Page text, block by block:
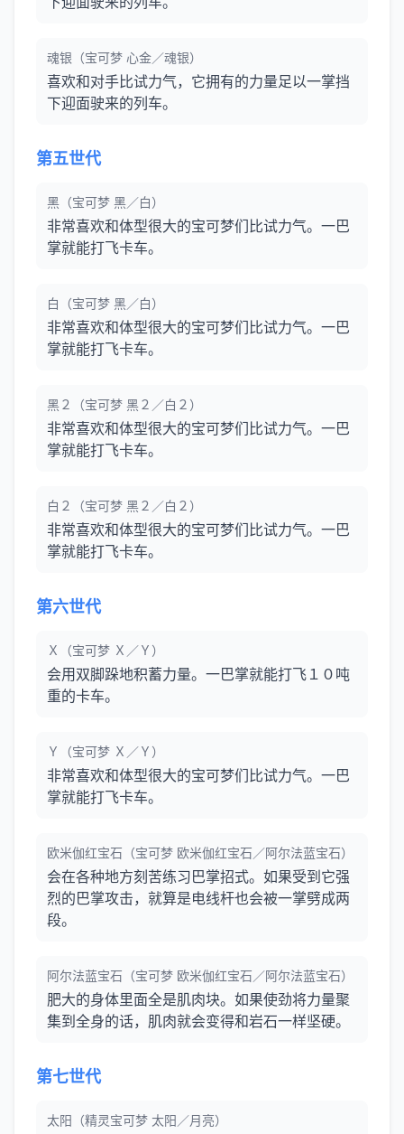
魂银（宝可梦 心金／魂银）
喜欢和对手比试力气，它拥有的力量足以一掌挡
下迎面驶来的列车。
第五世代
黑（宝可梦 黑／白）
非常喜欢和体型很大的宝可梦们比试力气。一巴
掌就能打飞卡车。
白（宝可梦 黑／白）
非常喜欢和体型很大的宝可梦们比试力气。一巴
掌就能打飞卡车。
黑２（宝可梦 黑２／白２）
非常喜欢和体型很大的宝可梦们比试力气。一巴
掌就能打飞卡车。
白２（宝可梦 黑２／白２）
非常喜欢和体型很大的宝可梦们比试力气。一巴
掌就能打飞卡车。
第六世代
Ｘ（宝可梦 Ｘ／Ｙ）
会用双脚跺地积蓄力量。一巴掌就能打飞１０吨
重的卡车。
Ｙ（宝可梦 Ｘ／Ｙ）
非常喜欢和体型很大的宝可梦们比试力气。一巴
掌就能打飞卡车。
欧米伽红宝石（宝可梦 欧米伽红宝石／阿尔法蓝宝石）
会在各种地方刻苦练习巴掌招式。如果受到它强
烈的巴掌攻击，就算是电线杆也会被一掌劈成两
段。
阿尔法蓝宝石（宝可梦 欧米伽红宝石／阿尔法蓝宝石）
肥大的身体里面全是肌肉块。如果使劲将力量聚
集到全身的话，肌肉就会变得和岩石一样坚硬。
第七世代
太阳（精灵宝可梦 太阳／月亮）